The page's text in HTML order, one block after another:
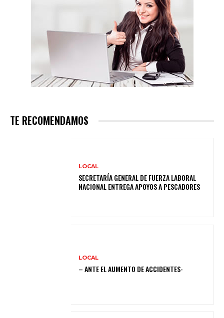
TE RECOMENDAMOS
LOCAL
SECRETARÍA GENERAL DE FUERZA LABORAL
NACIONAL ENTREGA APOYOS A PESCADORES
LOCAL
– ANTE EL AUMENTO DE ACCIDENTES-